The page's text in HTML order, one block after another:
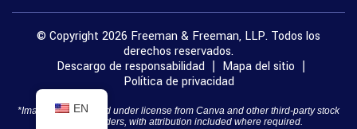
© Copyright 2026 Freeman & Freeman, LLP. Todos los
derechos reservados.
Descargo de responsabilidad
Mapa del sitio
Política de privacidad
*Images are obtained under license from Canva and other third-party stock
image providers, with attribution included where required.
EN